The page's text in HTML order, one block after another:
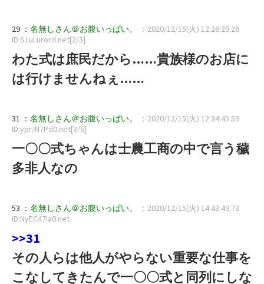
29 ： 名無しさん＠お腹いっぱい。
：2020/12/15(火) 12:26:29.26
ID:S1uLurord.net[2/3]
わた式は庶民だから……貴族様のお店に
は行けませんねぇ……
31 ： 名無しさん＠お腹いっぱい。
：2020/12/15(火) 12:34:45.59
ID:ypr/N7Pd0.net[3/6]
一〇〇式ちゃんは士農工商の中で言う穢
多非人なの
53 ： 名無しさん＠お腹いっぱい。
：2020/12/15(火) 14:43:49.73
ID:NyEC47Ia0.net
>>31
その人らは他人がやらない重要な仕事を
こなしてきたんで一〇〇式と同列にしな